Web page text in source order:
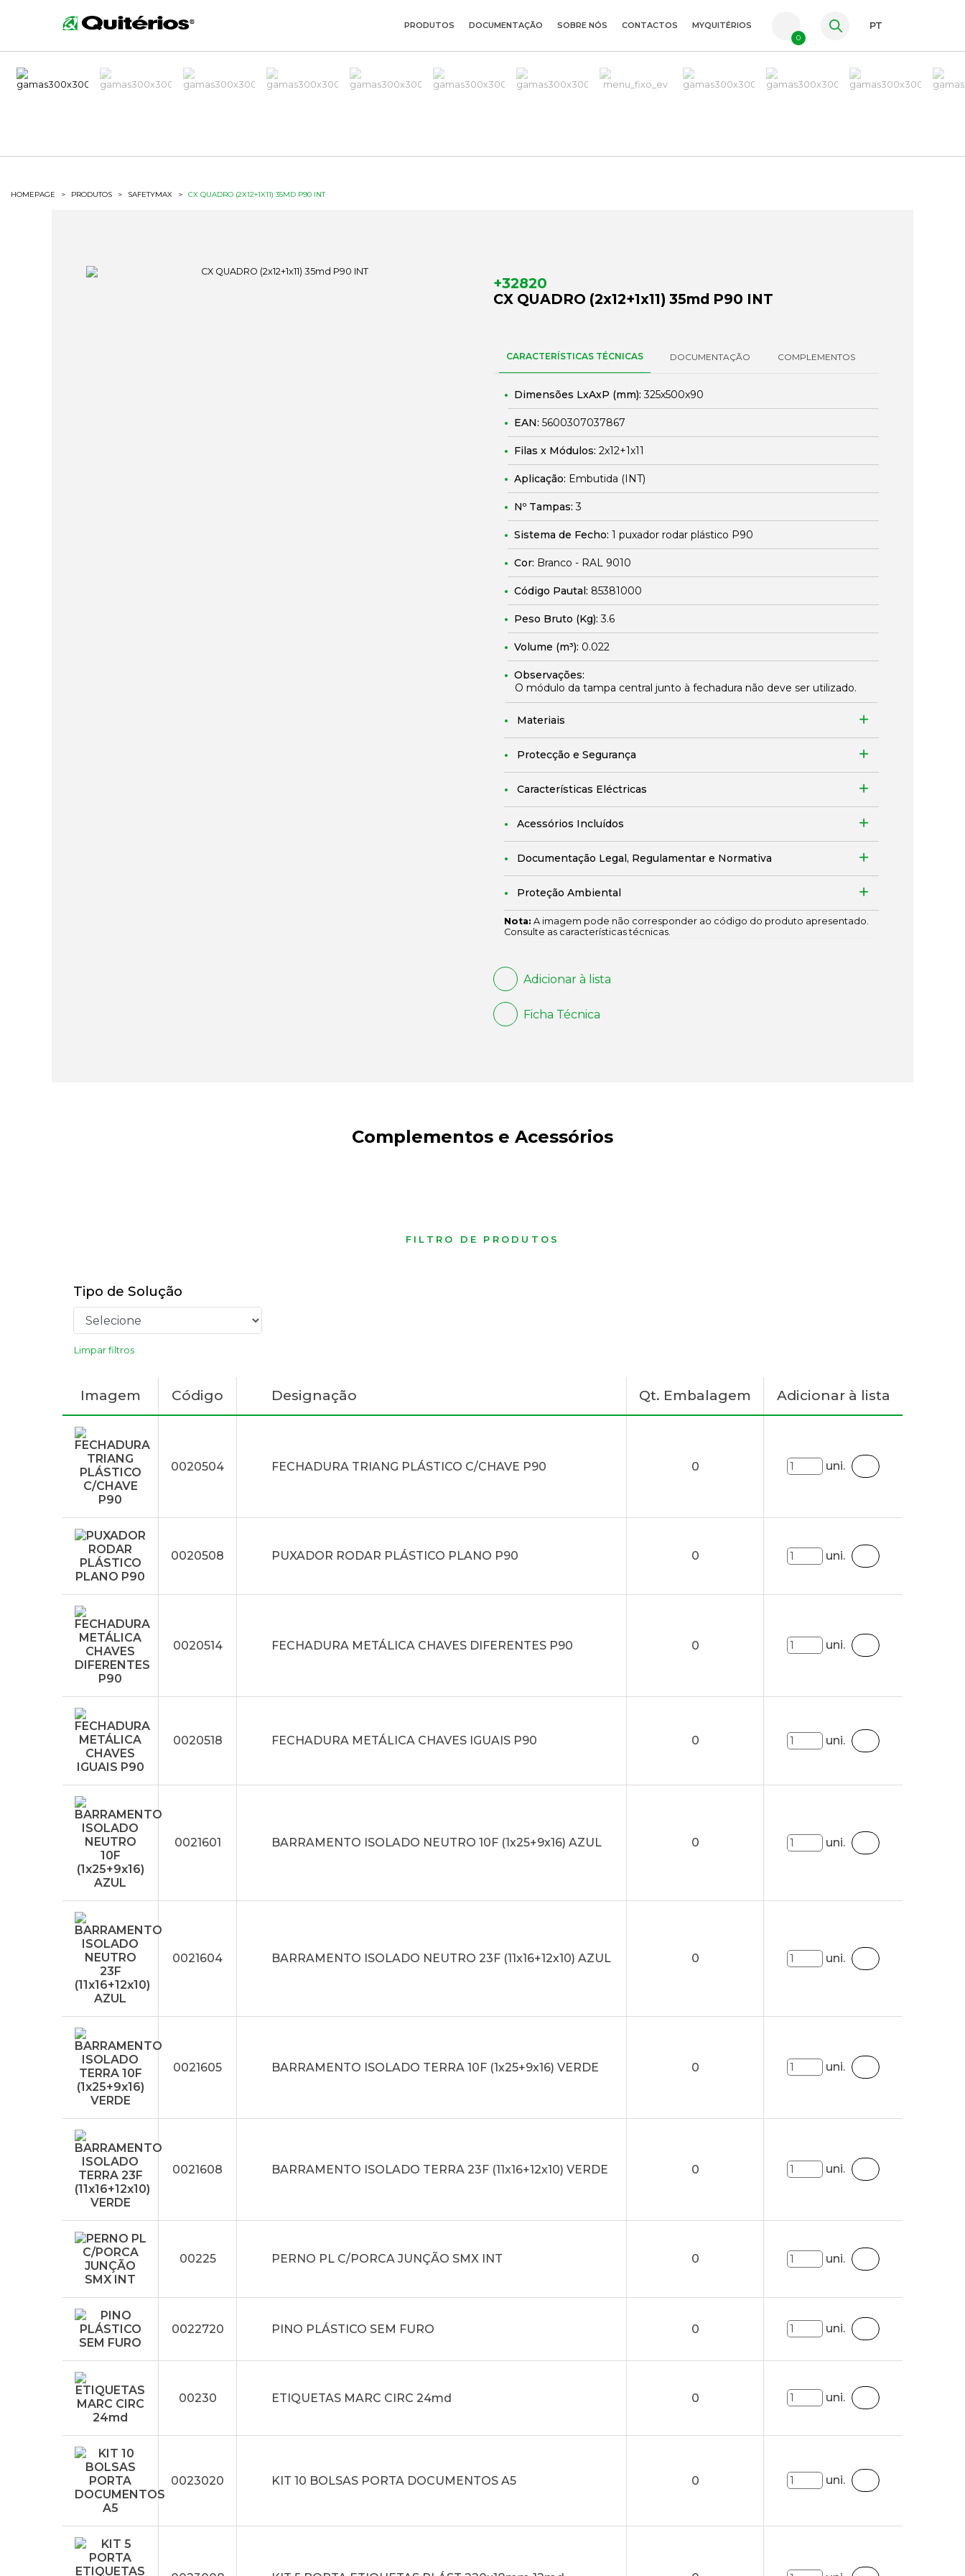
ES
PRODUTOS DOCUMENTAÇÃO SOBRE NÓS CONTACTOS MYQUITÉRIOS
0
PT
HOMEPAGE > PRODUTOS > SAFETYMAX > CX QUADRO (2X12+1X11) 35MD P90 INT
+32820
CX QUADRO (2x12+1x11) 35md P90 INT
CARACTERÍSTICAS TÉCNICAS DOCUMENTAÇÃO COMPLEMENTOS
Dimensões LxAxP (mm):325x500x90
EAN: 5600307037867
Filas x Módulos: 2x12+1x11
Aplicação: Embutida (INT)
Nº Tampas:3
Sistema de Fecho: 1 puxador rodar plástico P90
Cor: Branco - RAL 9010
Código Pautal: 85381000
Peso Bruto (Kg):3.6
Volume (m³): 0.022
Observações:
O módulo da tampa central junto à fechadura não deve ser utilizado.
Materiais
Protecção e Segurança
Características Eléctricas
Acessórios Incluídos
Documentação Legal, Regulamentar e Normativa
Proteção Ambiental
Nota: A imagem pode não corresponder ao código do produto apresentado.
Consulte as características técnicas.
Adicionar à lista
Ficha Técnica
Complementos e Acessórios
FILTRO DE PRODUTOS
Tipo de Solução
Limpar filtros
Imagem Código Designação Qt. Embalagem Adicionar à lista
0020504 FECHADURA TRIANG PLÁSTICO C/CHAVE P90 0 uni.
0020508 PUXADOR RODAR PLÁSTICO PLANO P90 0 uni.
0020514 FECHADURA METÁLICA CHAVES DIFERENTES P90 0 uni.
0020518 FECHADURA METÁLICA CHAVES IGUAIS P90 0 uni.
0021601 BARRAMENTO ISOLADO NEUTRO 10F (1x25+9x16) AZUL 0 uni.
0021604 BARRAMENTO ISOLADO NEUTRO 23F (11x16+12x10) AZUL 0 uni.
0021605 BARRAMENTO ISOLADO TERRA 10F (1x25+9x16) VERDE 0 uni.
0021608 BARRAMENTO ISOLADO TERRA 23F (11x16+12x10) VERDE 0 uni.
00225 PERNO PL C/PORCA JUNÇÃO SMX INT 0 uni.
0022720 PINO PLÁSTICO SEM FURO 0 uni.
00230 ETIQUETAS MARC CIRC 24md 0 uni.
0023020 KIT 10 BOLSAS PORTA DOCUMENTOS A5 0 uni.